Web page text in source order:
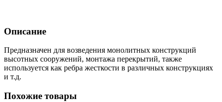
Описание
Предназначен для возведения монолитных конструкций
высотных сооружений, монтажа перекрытий, также
используется как ребра жесткости в различных конструкциях
и т.д.
Похожие товары